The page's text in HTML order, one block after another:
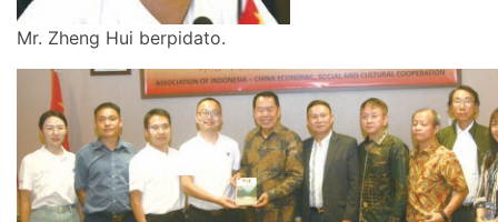
Mr. Zheng Hui berpidato.